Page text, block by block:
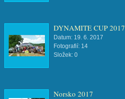
DYNAMITE CUP 2017
Datum: 19. 6. 2017
Fotografií: 14
Složek: 0
Norsko 2017